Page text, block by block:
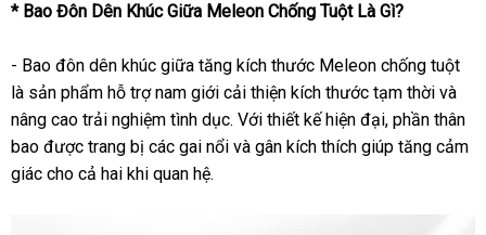
* Bao Đôn Dên Khúc Giữa Meleon Chống Tuột Là Gì?
- Bao đôn dên khúc giữa tăng kích thước Meleon chống tuột
là sản phẩm hỗ trợ nam giới cải thiện kích thước tạm thời và
nâng cao trải nghiệm tình dục. Với thiết kế hiện đại, phần thân
bao được trang bị các gai nổi và gân kích thích giúp tăng cảm
giác cho cả hai khi quan hệ.